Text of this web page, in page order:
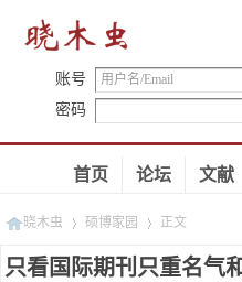
账号
密码
首页 论坛 文献
晓木虫 硕博家园 正文
只看国际期刊只重名气